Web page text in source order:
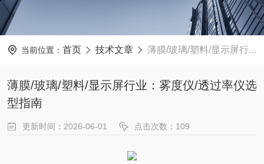
当前位置： 首页 技术文章 薄膜/玻璃/塑料/显示屏行业：雾度仪/透过率仪选型指南
薄膜/玻璃/塑料/显示屏行业：雾度仪/透过率仪选
型指南
更新时间：2026-06-01 点击次数：109